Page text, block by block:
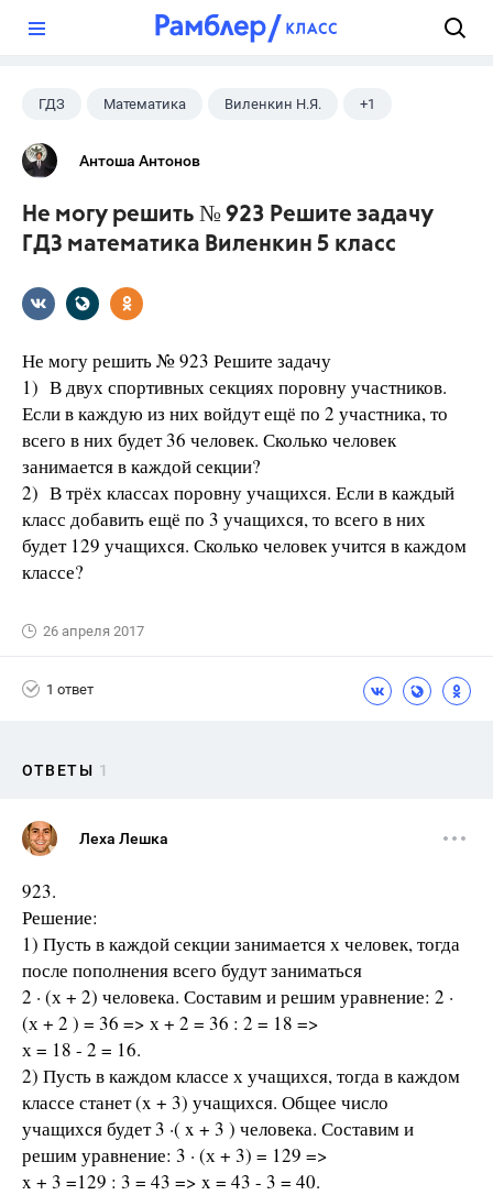
ГДЗ Математика Виленкин Н.Я. +1
5 класс
Антоша Антонов
Не могу решить № 923 Решите задачу
ГДЗ математика Виленкин 5 класс
Не могу решить № 923 Решите задачу
1) В двух спортивных секциях поровну участников.
Если в каждую из них войдут ещё по 2 участника, то
всего в них будет 36 человек. Сколько человек
занимается в каждой секции?
2) В трёх классах поровну учащихся. Если в каждый
класс добавить ещё по 3 учащихся, то всего в них
будет 129 учащихся. Сколько человек учится в каждом
классе?
26 апреля 2017
1 ответ
ОТВЕТЫ 1
Леха Лешка
923.
Решение:
1) Пусть в каждой секции занимается х человек, тогда
после пополнения всего будут заниматься
2 · (х + 2) человека. Составим и решим уравнение: 2 ·
(х + 2 ) = 36 => х + 2 = 36 : 2 = 18 =>
х = 18 - 2 = 16.
2) Пусть в каждом классе х учащихся, тогда в каждом
классе станет (x + 3) учащихся. Общее число
учащихся будет 3 ·( x + 3 ) человека. Составим и
решим уравнение: 3 · (х + 3) = 129 =>
x + 3 =129 : 3 = 43 => x = 43 - 3 = 40.